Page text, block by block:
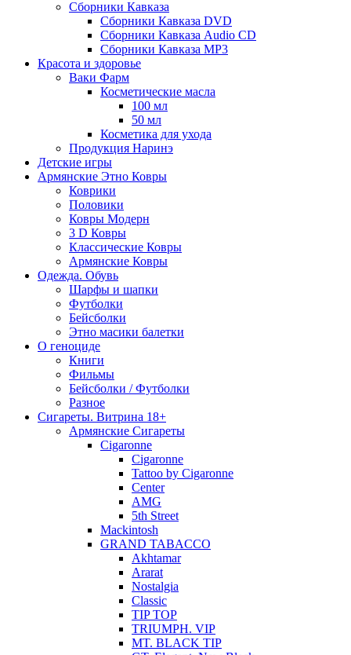
Сборники Кавказа
Сборники Кавказа DVD
Сборники Кавказа Audio CD
Сборники Кавказа MP3
Красота и здоровье
Ваки Фарм
Косметические масла
100 мл
50 мл
Косметика для ухода
Продукция Наринэ
Детские игры
Армянские Этно Ковры
Коврики
Половики
Ковры Модерн
3 D Ковры
Классические Ковры
Армянские Ковры
Одежда. Обувь
Шарфы и шапки
Футболки
Бейсболки
Этно масики балетки
О геноциде
Книги
Фильмы
Бейсболки / Футболки
Разное
Сигареты. Витрина 18+
Армянские Сигареты
Cigaronne
Cigaronne
Tattoo by Cigaronne
Center
AMG
5th Street
Mackintosh
GRAND TABACCO
Akhtamar
Ararat
Nostalgia
Classic
TIP TOP
TRIUMPH. VIP
MT. BLACK TIP